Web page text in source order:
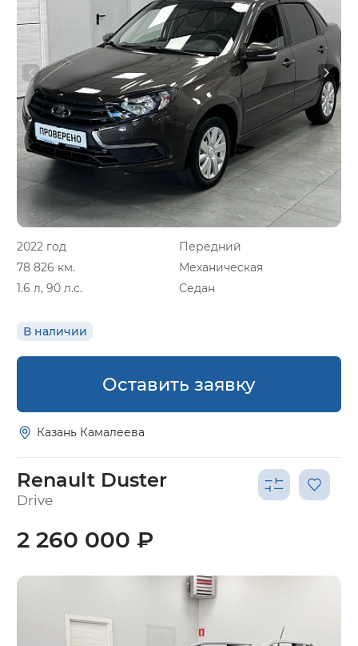
2022 год
Передний
78 826 км.
Механическая
1.6 л, 90 л.с.
Седан
В наличии
Оставить заявку
Казань Камалеева
Renault Duster
Drive
2 260 000 ₽